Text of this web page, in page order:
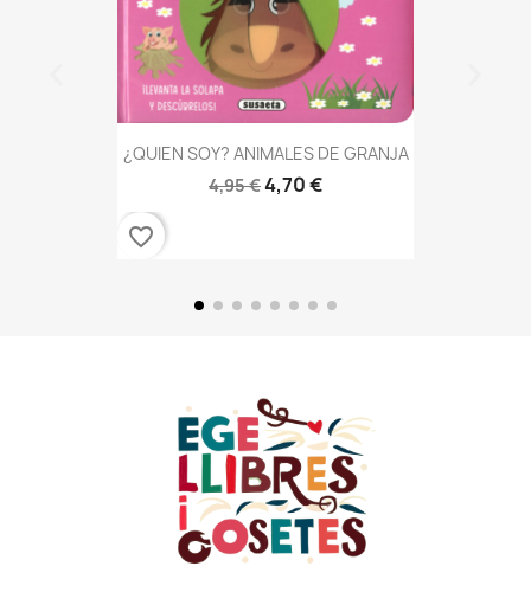
¿QUIEN SOY? ANIMALES DE GRANJA
4,95 €4,70 €
favorite_border